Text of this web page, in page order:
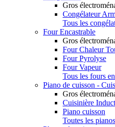
Gros
Congélateur
Tous les
Four Encastrable
Gros
Four Chaleur
Four Pyrolyse
Four Vapeur
Tous les fours
Piano de cuisson -
Gros
Cuisinière
Piano cuisson
Toutes les